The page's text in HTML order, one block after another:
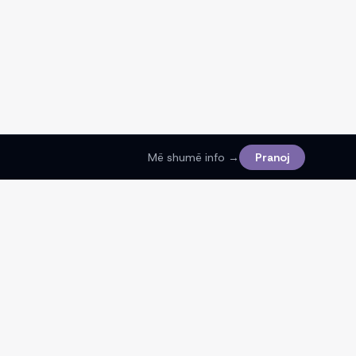
Më shumë info → Pranoj